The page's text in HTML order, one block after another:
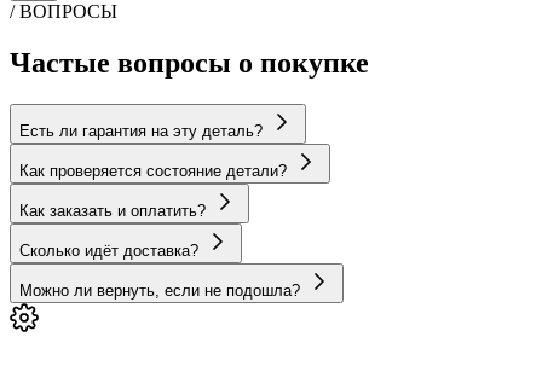
/ ВОПРОСЫ
Частые вопросы о покупке
Есть ли гарантия на эту деталь?
Как проверяется состояние детали?
Как заказать и оплатить?
Сколько идёт доставка?
Можно ли вернуть, если не подошла?